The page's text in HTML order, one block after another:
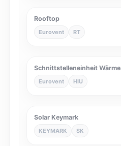
Rooftop
Eurovent RT
Schnittstelleneinheit Wärme
Eurovent HIU
Solar Keymark
KEYMARK SK